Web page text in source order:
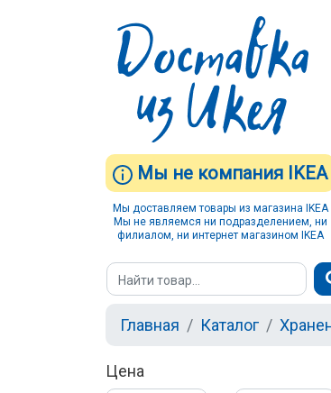
Мы не компания IKEA
Мы доставляем товары из магазина IKEA
Мы не являемся ни подразделением, ни
филиалом, ни интернет магазином IKEA
Главная Каталог
Цена